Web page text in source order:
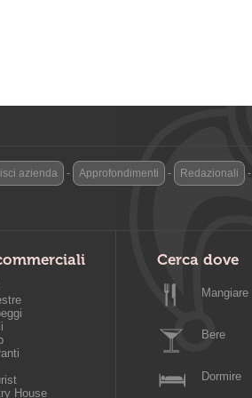
azienda - Approfondimenti - Redazionali -
House
Cerca dove
Mangiare
Bere
Dormire